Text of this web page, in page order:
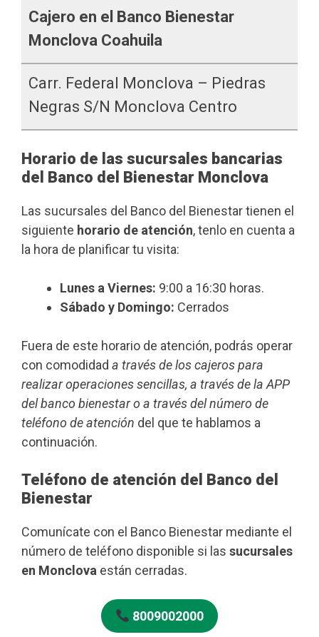
Cajero en el Banco Bienestar
Monclova Coahuila
Carr. Federal Monclova – Piedras
Negras S/n Monclova Centro
Horario de las sucursales bancarias
del Banco del Bienestar Monclova
Las sucursales del Banco del Bienestar tienen el
siguiente horario de atención, tenlo en cuenta a
la hora de planificar tu visita:
Lunes a Viernes: 9:00 a 16:30 horas.
Sábado y Domingo: Cerrados
Fuera de este horario de atención, podrás operar
con comodidad a través de los cajeros para
realizar operaciones sencillas, a través de la APP
del banco bienestar o a través del número de
teléfono de atención del que te hablamos a
continuación.
Teléfono de atención del Banco del
Bienestar
Comunícate con el Banco Bienestar mediante el
número de teléfono disponible si las sucursales
en Monclova están cerradas.
8009002000